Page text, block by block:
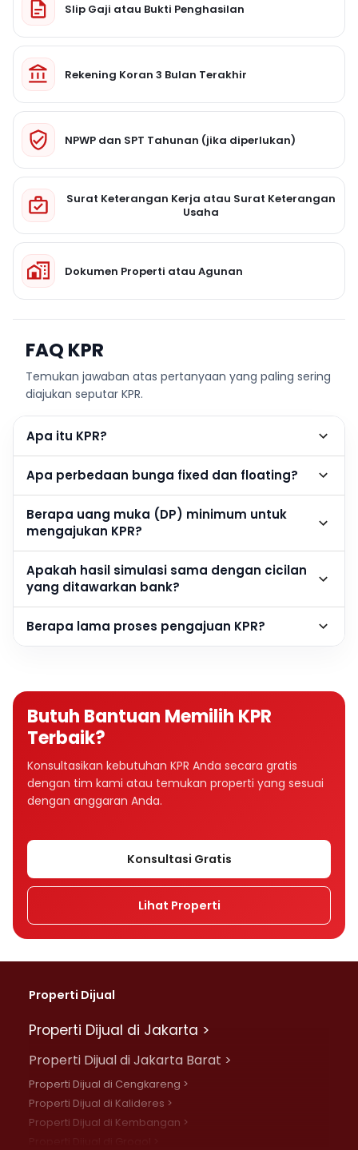
Slip Gaji atau Bukti Penghasilan
Rekening Koran 3 Bulan Terakhir
NPWP dan SPT Tahunan (jika diperlukan)
Surat Keterangan Kerja atau Surat Keterangan
Usaha
Dokumen Properti atau Agunan
FAQ KPR
Temukan jawaban atas pertanyaan yang paling sering
diajukan seputar KPR.
Apa itu KPR?
Apa perbedaan bunga fixed dan floating?
Berapa uang muka (DP) minimum untuk
mengajukan KPR?
Apakah hasil simulasi sama dengan cicilan
yang ditawarkan bank?
Berapa lama proses pengajuan KPR?
Butuh Bantuan Memilih KPR
Terbaik?
Konsultasikan kebutuhan KPR Anda secara gratis
dengan tim kami atau temukan properti yang sesuai
dengan anggaran Anda.
Konsultasi Gratis
Lihat Properti
Properti Dijual
Properti Dijual di Jakarta >
Properti Dijual di Jakarta Barat >
Properti Dijual di Cengkareng >
Properti Dijual di Kalideres >
Properti Dijual di Kembangan >